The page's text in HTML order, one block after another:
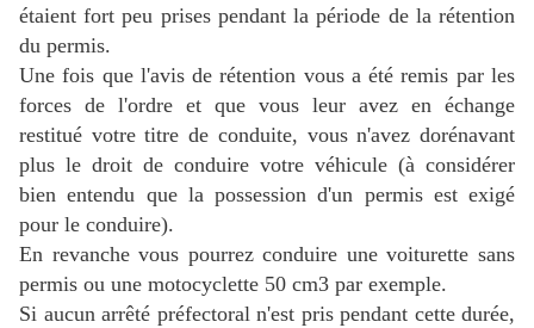
étaient fort peu prises pendant la période de la rétention
du permis.
Une fois que l'avis de rétention vous a été remis par les
forces de l'ordre et que vous leur avez en échange
restitué votre titre de conduite, vous n'avez dorénavant
plus le droit de conduire votre véhicule (à considérer
bien entendu que la possession d'un permis est exigé
pour le conduire).
En revanche vous pourrez conduire une voiturette sans
permis ou une motocyclette 50 cm3 par exemple.
Si aucun arrêté préfectoral n'est pris pendant cette durée,